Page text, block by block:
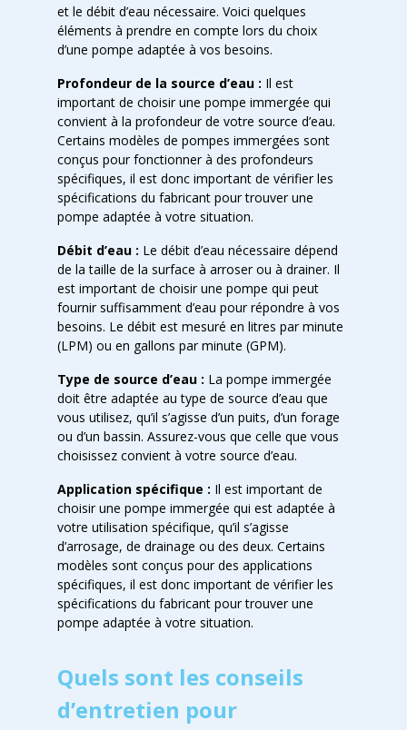
et le débit d’eau nécessaire. Voici quelques
éléments à prendre en compte lors du choix
d’une pompe adaptée à vos besoins.
Profondeur de la source d’eau : Il est
important de choisir une pompe immergée qui
convient à la profondeur de votre source d’eau.
Certains modèles de pompes immergées sont
conçus pour fonctionner à des profondeurs
spécifiques, il est donc important de vérifier les
spécifications du fabricant pour trouver une
pompe adaptée à votre situation.
Débit d’eau : Le débit d’eau nécessaire dépend
de la taille de la surface à arroser ou à drainer. Il
est important de choisir une pompe qui peut
fournir suffisamment d’eau pour répondre à vos
besoins. Le débit est mesuré en litres par minute
(LPM) ou en gallons par minute (GPM).
Type de source d’eau : La pompe immergée
doit être adaptée au type de source d’eau que
vous utilisez, qu’il s’agisse d’un puits, d’un forage
ou d’un bassin. Assurez-vous que celle que vous
choisissez convient à votre source d’eau.
Application spécifique : Il est important de
choisir une pompe immergée qui est adaptée à
votre utilisation spécifique, qu’il s’agisse
d’arrosage, de drainage ou des deux. Certains
modèles sont conçus pour des applications
spécifiques, il est donc important de vérifier les
spécifications du fabricant pour trouver une
pompe adaptée à votre situation.
Quels sont les conseils
d’entretien pour